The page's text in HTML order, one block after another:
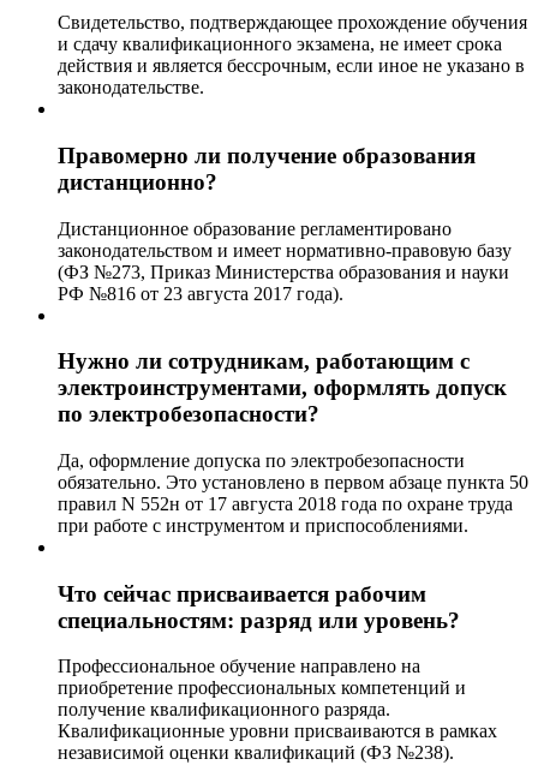
Свидетельство, подтверждающее прохождение обучения
и сдачу квалификационного экзамена, не имеет срока
действия и является бессрочным, если иное не указано в
законодательстве.
Правомерно ли получение образования
дистанционно?
Дистанционное образование регламентировано
законодательством и имеет нормативно-правовую базу
(ФЗ №273, Приказ Министерства образования и науки
РФ №816 от 23 августа 2017 года).
Нужно ли сотрудникам, работающим с
электроинструментами, оформлять допуск
по электробезопасности?
Да, оформление допуска по электробезопасности
обязательно. Это установлено в первом абзаце пункта 50
правил N 552н от 17 августа 2018 года по охране труда
при работе с инструментом и приспособлениями.
Что сейчас присваивается рабочим
специальностям: разряд или уровень?
Профессиональное обучение направлено на
приобретение профессиональных компетенций и
получение квалификационного разряда.
Квалификационные уровни присваиваются в рамках
независимой оценки квалификаций (ФЗ №238).